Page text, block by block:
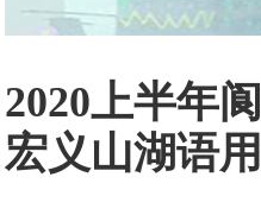
2020上半年
宏义山湖语